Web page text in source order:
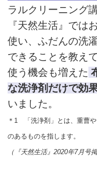
ラルクリーニング
『天然生活』では
使い、ふだんの洗
できることを教え
使う機会も増えた
な洗浄剤だけで効
いました。
＊1 「洗浄剤」とは、重曹
のあるものを指します。
（『天然生活』2020年7月号掲